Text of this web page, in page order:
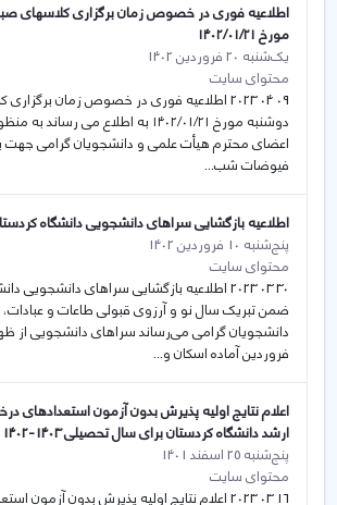
اطلاعیه فوری در خصوص زمان برگزاری کلاسهای
مورخ ۱۴۰۲/۰۱/۲۱
یک‌شنبه 20 فروردین 1402
محتوای سایت
09 04 2023 اطلاعیه فوری در خصوص زمان
دوشنبه مورخ ۱۴۰۲/۰۱/۲۱ به اطلاع می
اعضای محترم هیأت علمی و دانشجویان گرامی جهت
فیوضات شب...
اطلاعیه بازگشایی سراهای دانشجویی دانشگاه
پنج‌شنبه 10 فروردین 1402
محتوای سایت
30 03 2023 اطلاعیه بازگشایی سراهای دانشجویی
ضمن تبریک سال نو و آرزوی قبولی طاعات و عبادات،
فروردین آماده اسکان و...
اعلام نتایج اولیه پذیرش بدون آزمون استعدادهای
ارشد دانشگاه کردستان برای سال تحصیلی 1403-1402
پنج‌شنبه 25 اسفند 1401
محتوای سایت
16 03 2023 اعلام نتایج اولیه پذیرش بدون